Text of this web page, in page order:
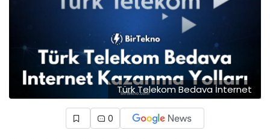
Türk Telekom Bedava İnternet
0